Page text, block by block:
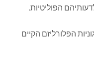
הפוליטיות.
הפלורליזם הקיים